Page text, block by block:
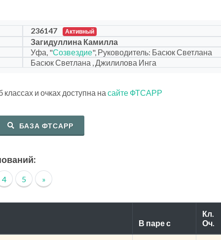
236147 Активный
Загидуллина Камилла
Уфа, "Созвездие", Руководитель: Басюк Светлана
Басюк Светлана , Джилилова Инга
и очках доступна на сайте ФТСАРР
БАЗА ФТСАРР
4 5 »
В паре с
Кл.
Оч.